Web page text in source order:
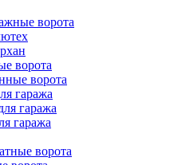
ворота
ворота
ворота
гаража
гаража
гаража
ворота